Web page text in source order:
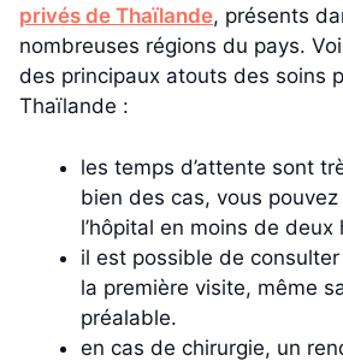
privés de Thaïlande, présents
nombreuses régions du pays.
des principaux atouts des soins
Thaïlande :
les temps d’attente sont
bien des cas, vous
l’hôpital en moins de deux
il est possible de
la première visite, même
préalable.
en cas de chirurgie, un